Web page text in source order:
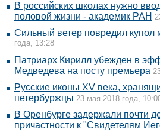
В российских школах нужно
половой жизни - академик РАН
Сильный ветер повредил купол
года, 13:28
Патриарх Кирилл убежден в
Медведева на посту премьера
Русские иконы XV века,
петербуржцы 23 мая 2018 года,
В Оренбурге задержали почти
причастности к "Свидетелям